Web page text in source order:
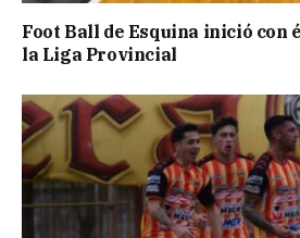
Foot Ball de Esquina inició con
la Liga Provincial